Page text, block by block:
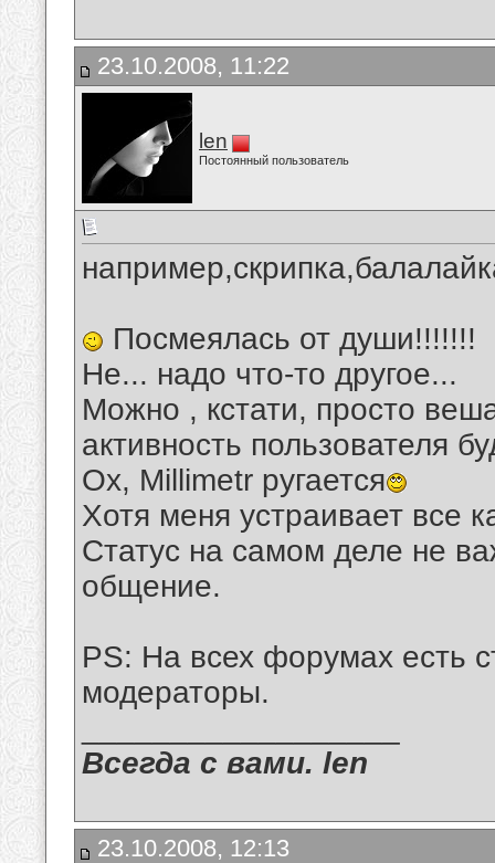
23.10.2008, 11:22
len
Постоянный пользователь
Посмеялась от души!!!!!!!
Не... надо что-то другое...
Можно , кстати, просто
активность пользователя
Ох, Millimetr ругается
Хотя меня устраивает все
Статус на самом деле не
общение.
PS: На всех форумах есть
модераторы.
Всегда с вами. len
23.10.2008, 12:13